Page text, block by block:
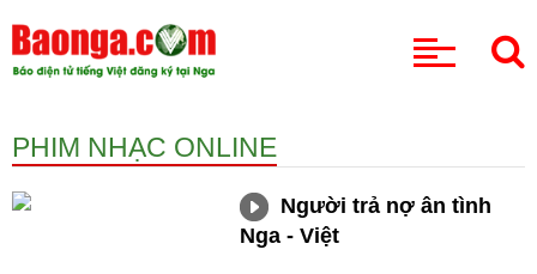
PHIM NHẠC ONLINE
Người trả nợ ân tình
Nga - Việt